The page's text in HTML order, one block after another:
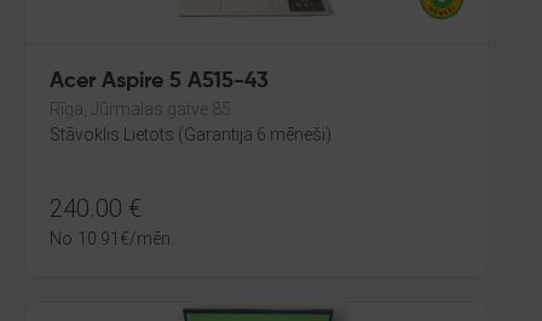
Acer Aspire 5 A515-43
Rīga, Jūrmalas gatve 85
Stāvoklis Lietots (Garantija 6 mēneši)
240.00 €
No 10.91 €/mēn.